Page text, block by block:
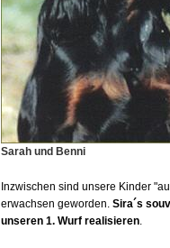
Sarah und Benni
Inzwischen sind unsere Kinder
erwachsen geworden. Sira´s
unseren 1. Wurf realisieren.